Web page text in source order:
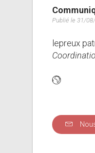
Publié le 31/
lepreux